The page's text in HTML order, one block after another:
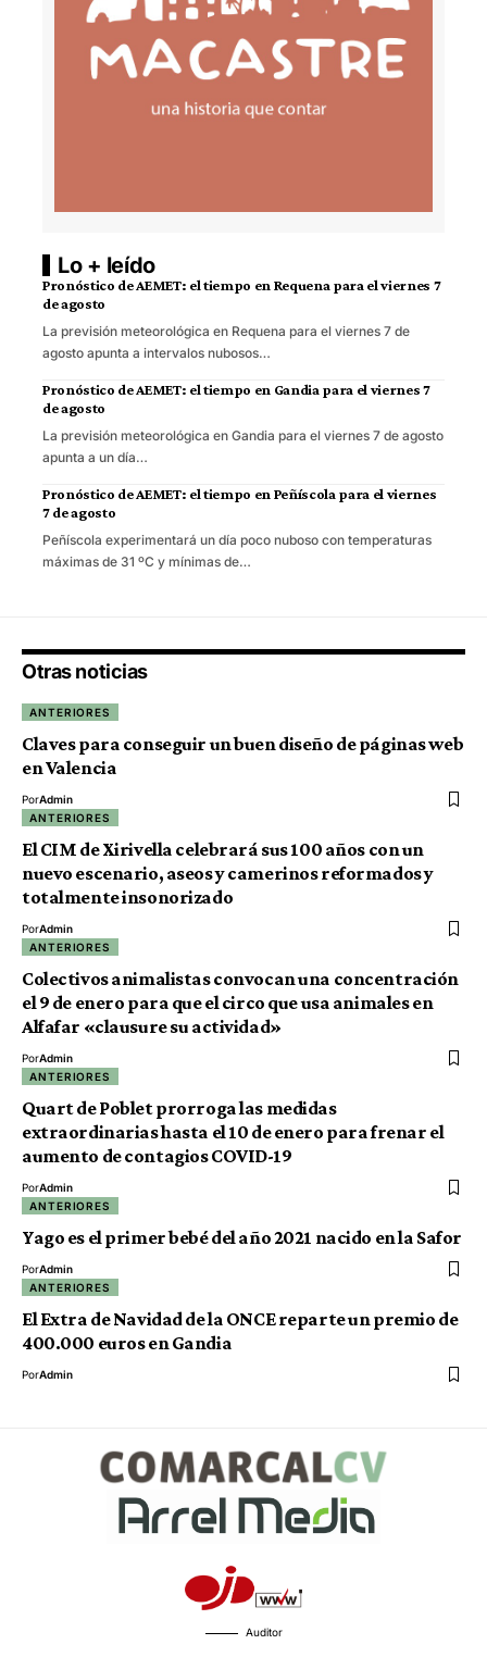
Lo + leído
Pronóstico de AEMET: el tiempo en Requena para el viernes 7
de agosto
La previsión meteorológica en Requena para el viernes 7 de
agosto apunta a intervalos nubosos…
Pronóstico de AEMET: el tiempo en Gandia para el viernes 7
de agosto
La previsión meteorológica en Gandia para el viernes 7 de agosto
apunta a un día…
Pronóstico de AEMET: el tiempo en Peñíscola para el viernes
7 de agosto
Peñíscola experimentará un día poco nuboso con temperaturas
máximas de 31 ºC y mínimas de…
Otras noticias
ANTERIORES
Claves para conseguir un buen diseño de páginas web
en Valencia
PorAdmin
ANTERIORES
El CIM de Xirivella celebrará sus 100 años con un
nuevo escenario, aseos y camerinos reformados y
totalmente insonorizado
PorAdmin
ANTERIORES
Colectivos animalistas convocan una concentración
el 9 de enero para que el circo que usa animales en
Alfafar «clausure su actividad»
PorAdmin
ANTERIORES
Quart de Poblet prorroga las medidas
extraordinarias hasta el 10 de enero para frenar el
aumento de contagios COVID-19
PorAdmin
ANTERIORES
Yago es el primer bebé del año 2021 nacido en la Safor
PorAdmin
ANTERIORES
El Extra de Navidad de la ONCE reparte un premio de
400.000 euros en Gandia
PorAdmin
Auditor